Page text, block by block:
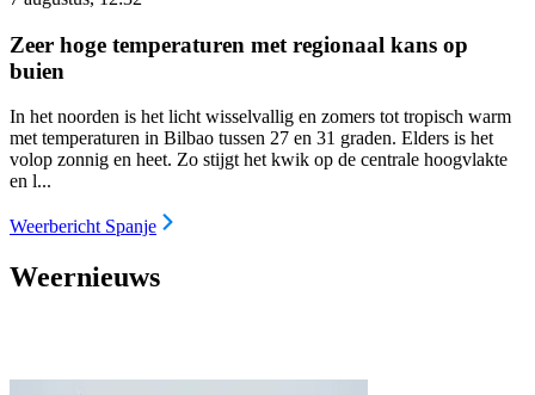
Zeer hoge temperaturen met regionaal kans op
buien
In het noorden is het licht wisselvallig en zomers tot tropisch warm
met temperaturen in Bilbao tussen 27 en 31 graden. Elders is het
volop zonnig en heet. Zo stijgt het kwik op de centrale hoogvlakte
en l...
Weerbericht Spanje
Weernieuws